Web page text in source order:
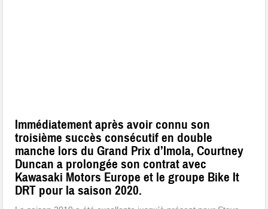
Immédiatement après avoir connu son
troisième succès consécutif en double
manche lors du Grand Prix d’Imola, Courtney
Duncan a prolongée son contrat avec
Kawasaki Motors Europe et le groupe Bike It
DRT pour la saison 2020.